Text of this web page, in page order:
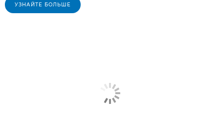
УЗНАЙТЕ БОЛЬШЕ